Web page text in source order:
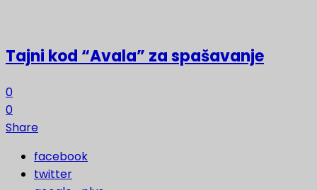
Tajni kod “Avala” za spašavanje
0
0
Share
facebook
twitter